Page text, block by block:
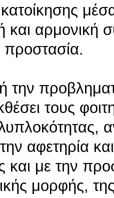
κατοίκησης
και αρμονική
τους
την αφετηρία
και με την
μορφής,